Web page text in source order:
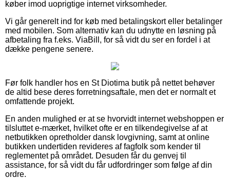
køber imod uoprigtige internet virksomheder.
Vi går generelt ind for køb med betalingskort eller betalinger
med mobilen. Som alternativ kan du udnytte en løsning på
afbetaling fra f.eks. ViaBill, for så vidt du ser en fordel i at
dække pengene senere.
Før folk handler hos en St Diotima butik på nettet behøver
de altid bese deres forretningsaftale, men det er normalt et
omfattende projekt.
En anden mulighed er at se hvorvidt internet webshoppen er
tilsluttet e-mærket, hvilket ofte er en tilkendegivelse af at
netbutikken opretholder dansk lovgivning, samt at online
butikken undertiden revideres af fagfolk som kender til
reglementet på området. Desuden får du genvej til
assistance, for så vidt du får udfordringer som følge af din
ordre.